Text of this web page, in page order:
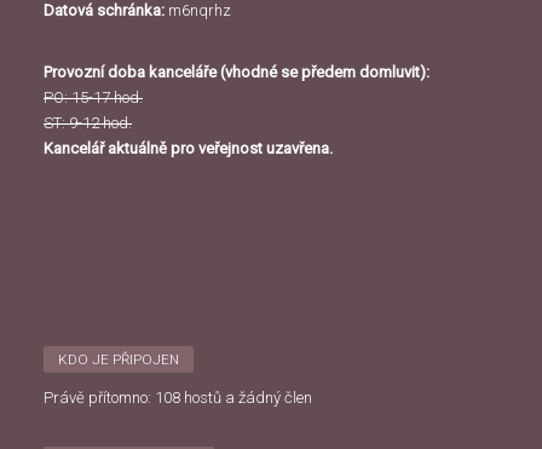
Datová schránka: m6nqrhz
Provozní doba kanceláře (vhodné se předem domluvit):
PO: 15-17 hod.
ST: 9-12 hod.
Kancelář aktuálně pro veřejnost uzavřena.
KDO JE PŘIPOJEN
Právě přítomno: 108 hostů a žádný člen